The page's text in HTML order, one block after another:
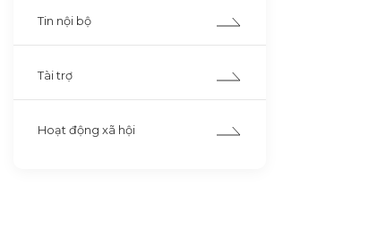
Tin nội bộ
Tài trợ
Hoạt động xã hội